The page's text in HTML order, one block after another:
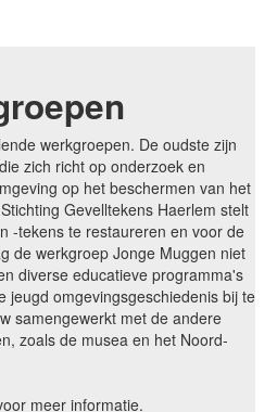
werkgroepen. De oudste zijn
zich richt op onderzoek en
op het beschermen van het
Gevelltekens Haerlem stelt
-tekens te restaureren en voor de
de werkgroep Jonge Muggen niet
diverse educatieve programma's
jeugd omgevingsgeschiedenis bij te
samengewerkt met de andere
zoals de musea en het Noord-
meer informatie.